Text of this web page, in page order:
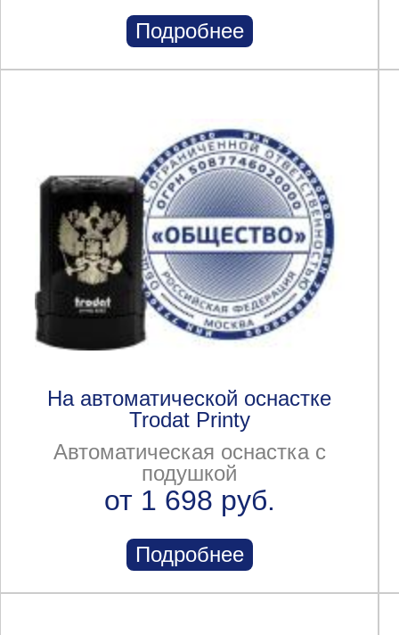
Подробнее
На автоматической оснастке
Trodat Printy
Автоматическая оснастка с
подушкой
от 1 698 руб.
Подробнее